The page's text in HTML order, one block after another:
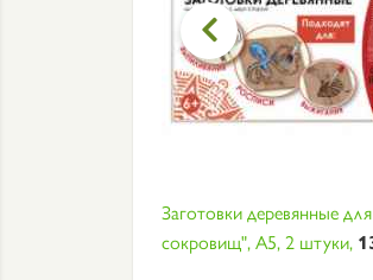

Заготовки деревянные
сокровищ", А5, 2 штуки,